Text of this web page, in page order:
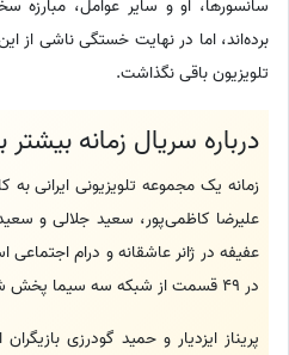
سانسورها، او و سایر عوامل،
برده‌اند، اما در نهایت خستگی ناشی از
تلویزیون باقی نگذاشت.
درباره سریال زمانه بیشتر
زمانه یک مجموعه تلویزیونی ایرانی به
علیرضا کاظمی‌پور، سعید جلالی و
در 49 قسمت از شبکه سه سیما پخش شد.
پریناز ایزدیار و حمید گودرزی